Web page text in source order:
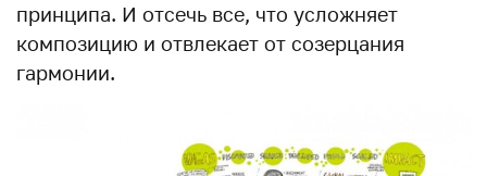
принципа. И отсечь все, что усложняет
композицию и отвлекает от созерцания
гармонии.